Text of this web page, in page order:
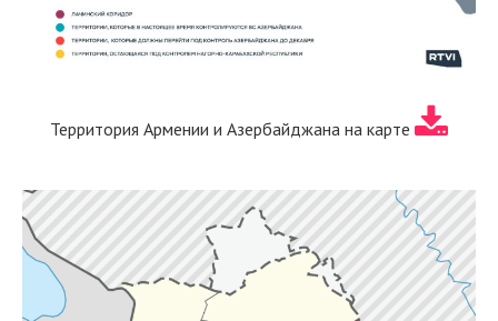
Территория Армении и Азербайджана на карте